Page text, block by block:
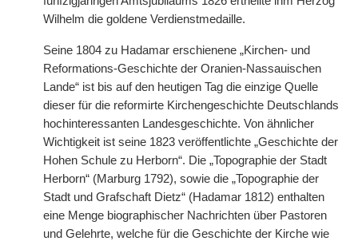
Wilhelm die goldene Verdienstmedaille.
Seine 1804 zu Hadamar erschienene „Kirchen- und
Reformations-Geschichte der Oranien-Nassauischen
Lande“ ist bis auf den heutigen Tag die einzige Quelle
dieser für die reformirte Kirchengeschichte Deutschlands
hochinteressanten Landesgeschichte. Von ähnlicher
Wichtigkeit ist seine 1823 veröffentlichte „Geschichte der
Hohen Schule zu Herborn“. Die „Topographie der Stadt
Herborn“ (Marburg 1792), sowie die „Topographie der
Stadt und Grafschaft Dietz“ (Hadamar 1812) enthalten
eine Menge biographischer Nachrichten über Pastoren
und Gelehrte, welche für die Geschichte der Kirche wie